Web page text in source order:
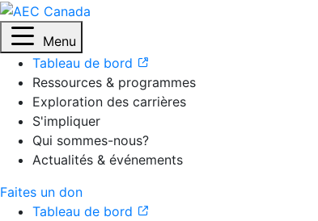
Menu
Tableau de bord
Ressources & programmes
Exploration des carrières
S'impliquer
Qui sommes-nous?
Actualités & événements
Faites un don
Tableau de bord